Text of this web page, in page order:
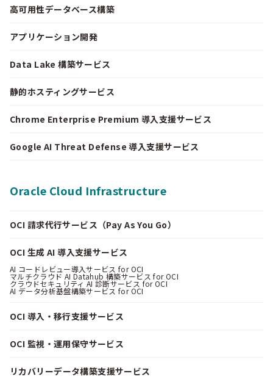
高可用性データベース構築
アプリケーション開発
Data Lake 構築サービス
静的ホスティングサービス
Chrome Enterprise Premium 導入支援サービス
Google AI Threat Defense 導入支援サービス
Oracle Cloud Infrastructure
OCI 請求代行サービス（Pay As You Go）
OCI 生成 AI 導入支援サービス
AI コードレビュー導入サービス for OCI
マルチクラウド AI Datahub 構築サービス for OCI
クラウドセキュリティ AI 診断サービス for OCI
AI データ分析基盤構築サービス for OCI
OCI 導入・移行支援サービス
OCI 監視・運用保守サービス
リカバリーデータ構築支援サービス